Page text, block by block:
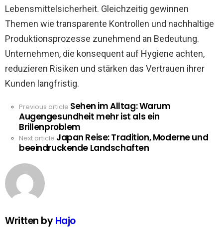
Lebensmittelsicherheit. Gleichzeitig gewinnen
Themen wie transparente Kontrollen und nachhaltige
Produktionsprozesse zunehmend an Bedeutung.
Unternehmen, die konsequent auf Hygiene achten,
reduzieren Risiken und stärken das Vertrauen ihrer
Kunden langfristig.
See
more
Previous article Sehen im Alltag: Warum
Augengesundheit mehr ist als ein
Brillenproblem
Next article Japan Reise: Tradition, Moderne und
beeindruckende Landschaften
Written byHajo